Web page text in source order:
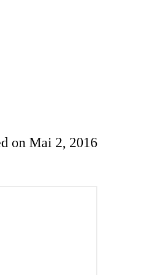
on Mai 2, 2016